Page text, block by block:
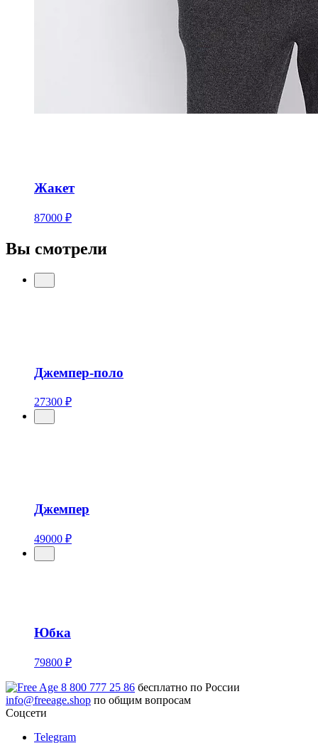
Жакет
87000 ₽
Вы смотрели
Джемпер-поло
27300 ₽
Джемпер
49000 ₽
Юбка
79800 ₽
8 800 777 25 86 бесплатно по России
info@freeage.shop по общим вопросам
Соцсети
Telegram